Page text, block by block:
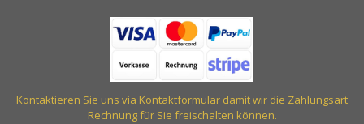
Kontaktieren Sie uns via Kontaktformular damit wir die Zahlungsart
Rechnung für Sie freischalten können.